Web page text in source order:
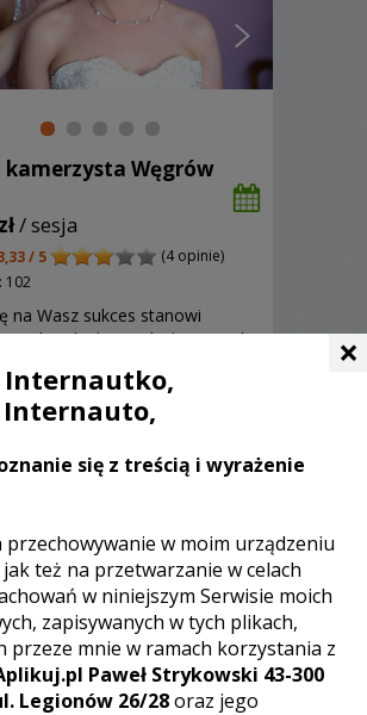
kamerzysta Węgrów
/ sesja
/ 5
(4 opinie)
102
na Wasz sukces stanowi
i indywidualne podejście! Dzięki
pamiątką jakiej
Zapraszamy!
Zobacz więcej
×
Internautko,
Internauto,
się z treścią i wyrażenie
przechowywanie w moim urządzeniu
też na przetwarzanie w celach
w niniejszym Serwisie moich
zapisywanych w tych plikach,
przeze mnie w ramach korzystania z
Paweł Strykowski 43-300
Legionów 26/28oraz jego